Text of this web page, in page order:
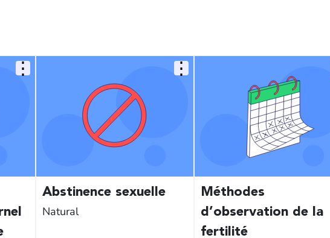
Abstinence sexuelle
Natural
Méthodes
d’observation de la
fertilité